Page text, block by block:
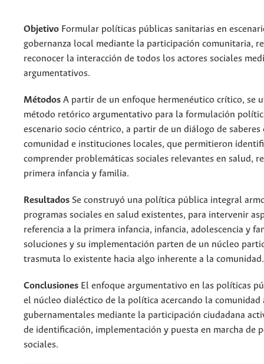
Objetivo Formular políticas públicas sanitarias en
gobernanza local mediante la participación comunitaria,
reconocer la interacción de todos los actores sociales
argumentativos.
Métodos A partir de un enfoque hermenéutico crítico, se
método retórico argumentativo para la formulación
escenario socio céntrico, a partir de un diálogo de saberes
comunidad e instituciones locales, que permitieron
comprender problemáticas sociales relevantes en salud,
primera infancia y familia.
Resultados Se construyó una política pública integral
programas sociales en salud existentes, para intervenir
referencia a la primera infancia, infancia, adolescencia y
soluciones y su implementación parten de un núcleo
trasmuta lo existente hacia algo inherente a la comunidad.
Conclusiones El enfoque argumentativo en las políticas
el núcleo dialéctico de la política acercando la comunidad
gubernamentales mediante la participación ciudadana
de identificación, implementación y puesta en marcha de
sociales.